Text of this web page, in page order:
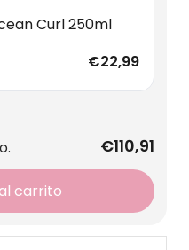
Curl 250ml
€22,99
€110,91
carrito